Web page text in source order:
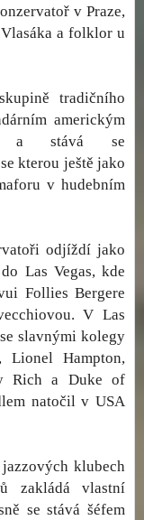
v Praze,
a folklor u
tradičního
americkým
a stává se
kterou ještě jako
v hudebním
odjíždí jako
Las Vegas, kde
Follies Bergere
V Las
slavnými kolegy
Lionel Hampton,
Rich a Duke of
natočil v USA
klubech
zakládá vlastní
se stává šéfem